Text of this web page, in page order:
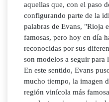
aquellas que, con el paso
configurando parte de la
palabras de Evans, "Rioja
famosas, pero hoy en día
reconocidas por sus
son modelos a seguir para
En este sentido, Evans
mucho tiempo, la imagen
región vinícola más